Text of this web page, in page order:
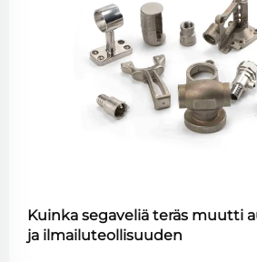
Kuinka segaveliä teräs muutti
ja ilmailuteollisuuden